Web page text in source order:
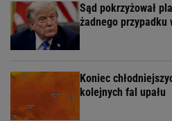
Sąd pokrzyżował
żadnego przypadku
Koniec
kolejnych fal upału